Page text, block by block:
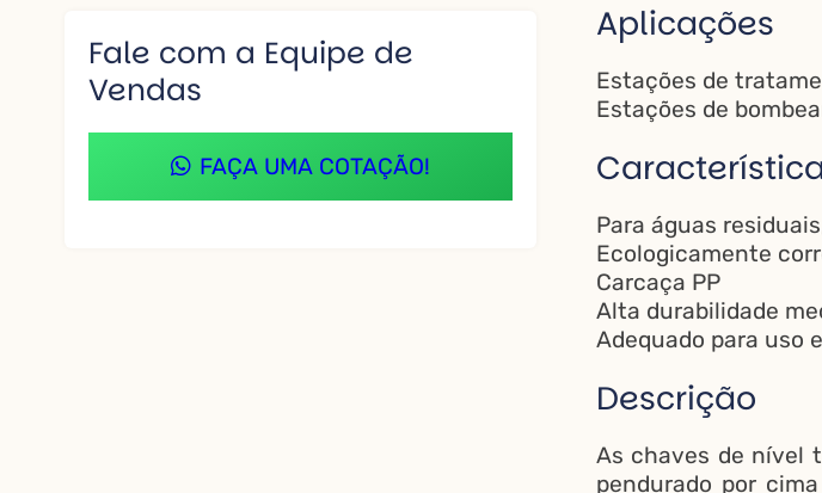
Aplicações
Estações de
Estações de
Para águas
Ecologicamente
Carcaça PP
Alta durabilidade
Adequado para uso
Descrição
As chaves de nível
pendurado por
Fale com a Equipe de
Vendas
FAÇA UMA COTAÇÃO!